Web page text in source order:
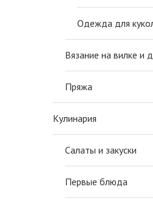
Одежда для
Вязание на вилке и
Пряжа
Кулинария
Салаты и закуски
Первые блюда